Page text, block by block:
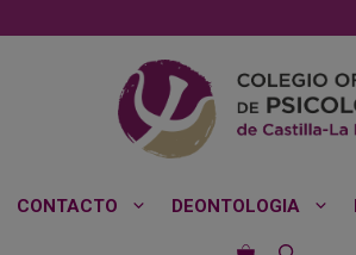
CONTACTO DEONTOLOGIA